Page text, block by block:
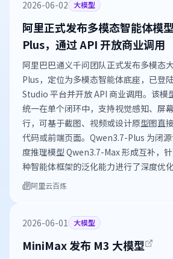
2026-06-02 大模型
阿里正式发布多模态智能体模
Plus，通过 API 开放商业调用
阿里巴巴通义千问团队正式发布多模态
Plus，定位为多模态智能体底座，已登
Studio 平台并开放 API 商业调用。该模
统一在单个闭环中，支持视觉感知、屏
行，可基于截图、视频或设计原型图直
代码或前端页面。Qwen3.7-Plus 为闭
度推理模型 Qwen3.7-Max 形成互补，
种智能体框架的泛化能力进行了深度优化
阿里云百炼
2026-06-01 大模型
MiniMax 发布 M3 大模型